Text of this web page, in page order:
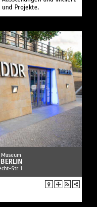
Projekte.
Museum
Str. 1